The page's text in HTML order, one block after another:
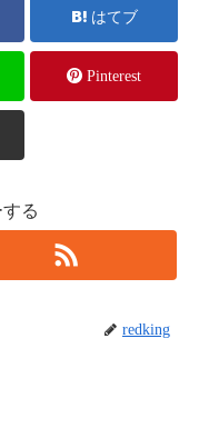
はてブ
Pinterest
る
redking